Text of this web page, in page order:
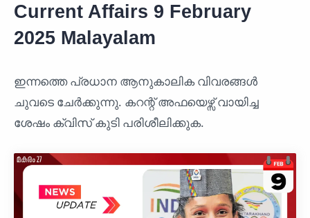
Current Affairs 9 February
2025 Malayalam
ഇന്നത്തെ പ്രധാന ആനുകാലിക വിവരങ്ങൾ
ചുവടെ ചേർക്കുന്നു. കറന്റ് അഫയെഴ്സ് വായിച്ച
ശേഷം ക്വിസ് കുടി പരിശീലിക്കുക.